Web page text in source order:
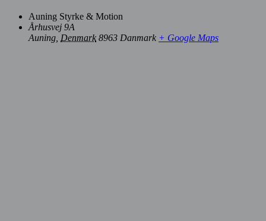
Auning Styrke & Motion
Århusvej 9A
Auning Denmark 8963 Danmark + Google Maps